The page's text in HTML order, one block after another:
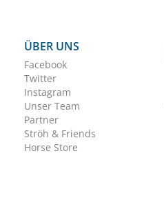
ÜBER UNS
Facebook
Twitter
Instagram
Unser Team
Partner
Ströh & Friends
Horse Store